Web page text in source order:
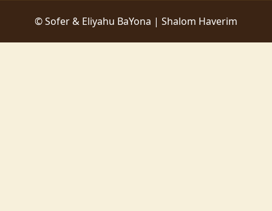
© Sofer & Eliyahu BaYona | Shalom Haverim